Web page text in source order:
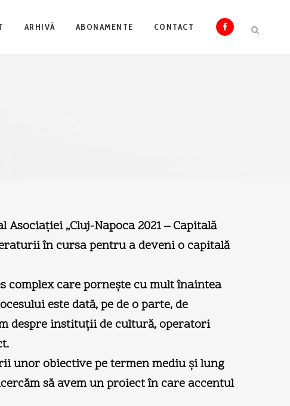
ARHIVĂ ABONAMENTE CONTACT
„Cluj-Napoca 2021 – Capitală
în cursa pentru a deveni o capitală
complex care porneşte cu mult înaintea
este dată, pe de o parte, de
despre instituţii de cultură, operatori
unor obiective pe termen mediu şi lung
să avem un proiect în care accentul